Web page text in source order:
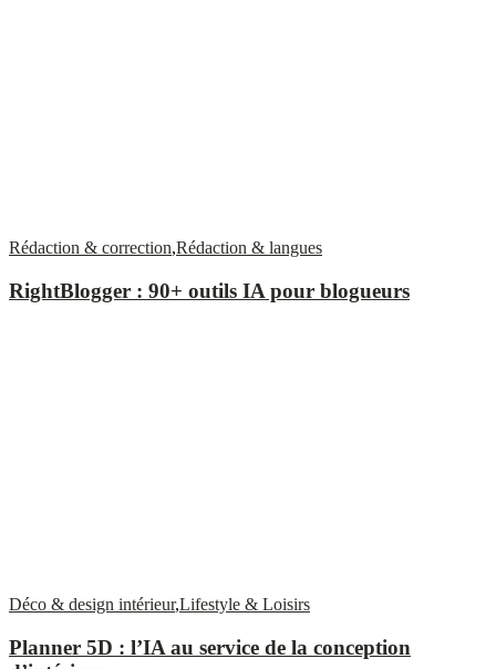
Rédaction & correction,Rédaction & langues
RightBlogger : 90+ outils IA pour blogueurs
Déco & design intérieur,Lifestyle & Loisirs
Planner 5D : l’IA au service de la conception